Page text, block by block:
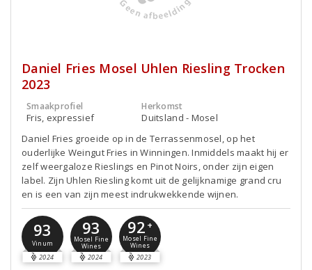
Daniel Fries Mosel Uhlen Riesling Trocken
2023
Smaakprofiel
Fris, expressief
Herkomst
Duitsland - Mosel
Daniel Fries groeide op in de Terrassenmosel, op het
ouderlijke Weingut Fries in Winningen. Inmiddels maakt hij er
zelf weergaloze Rieslings en Pinot Noirs, onder zijn eigen
label. Zijn Uhlen Riesling komt uit de gelijknamige grand cru
en is een van zijn meest indrukwekkende wijnen.
93
Vinum
2024
93
Mosel Fine
Wines
2024
92 +
Mosel Fine
Wines
2023